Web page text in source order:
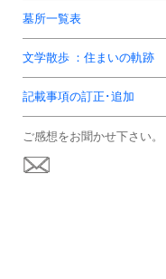
墓所一覧表
文学散歩 ：住まいの軌跡
記載事項の訂正･追加
ご感想をお聞かせ下さい。